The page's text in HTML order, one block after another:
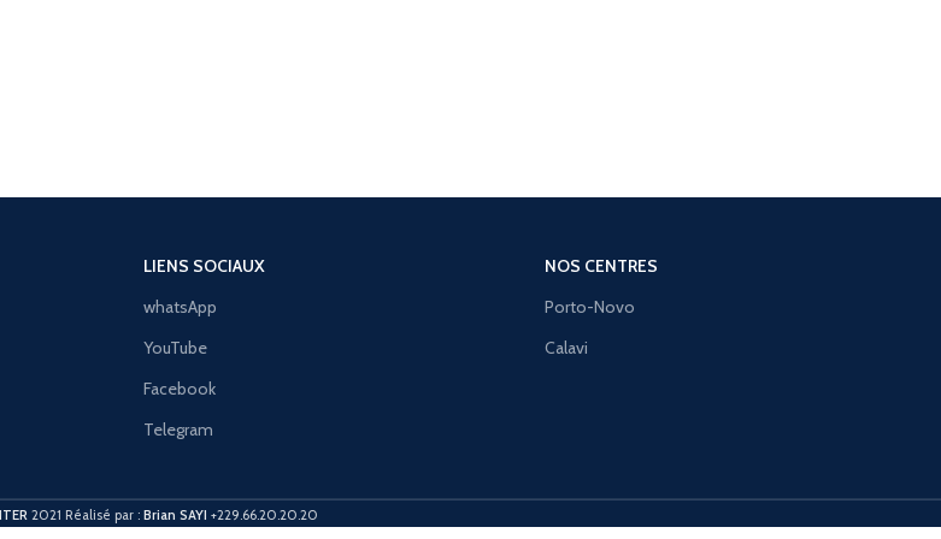
LIENS SOCIAUX
whatsApp
YouTube
Facebook
Telegram
NOS CENTRES
Porto-Novo
Calavi
2021 Réalisé par : Brian SAYI +229.66.20.20.20